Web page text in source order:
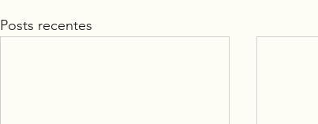
Posts recentes